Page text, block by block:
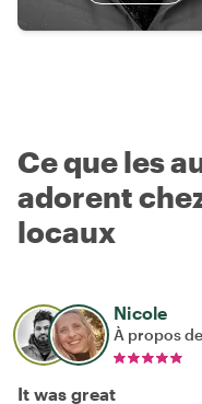
Ce que les
adorent
locaux
Nicole
À propos
It was great